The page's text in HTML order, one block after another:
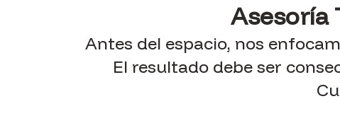
Asesoría
Antes del espacio, nos
El resultado debe ser